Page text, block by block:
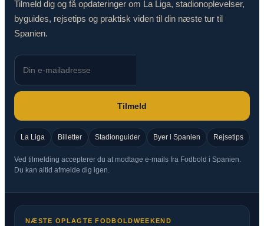
Tilmeld dig og få opdateringer om La Liga, stadionoplevelser,
byguides, rejsetips og praktisk viden til din næste tur til
Spanien.
Tilmeld
La Liga Billetter Stadionguider Byer i Spanien Rejsetips
Ved tilmelding accepterer du at modtage e-mails fra Fodbold i Spanien.
Du kan altid afmelde dig igen.
NÆSTE OPLAGTE FODBOLDWEEKEND